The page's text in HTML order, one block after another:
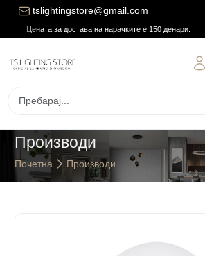
tslightingstore@gmail.com
Цената за достава на нарачките е 150 денари.
Производи
Почетна Производи